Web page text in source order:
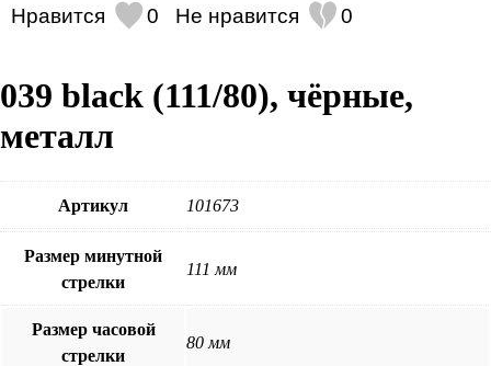
Нравится 0 Не нравится 0
039 black (111/80), чёрные,
металл
Артикул 101673
Размер минутной
стрелки
111 мм
Размер часовой
стрелки
80 мм